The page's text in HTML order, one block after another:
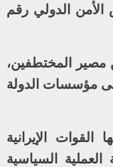
لبيان جنيف لعام 2012، وقراري مجلس الأمن الدولي رقم
مصير المختطفين،
على مؤسسات الدولة
الإيرانية
السياسية